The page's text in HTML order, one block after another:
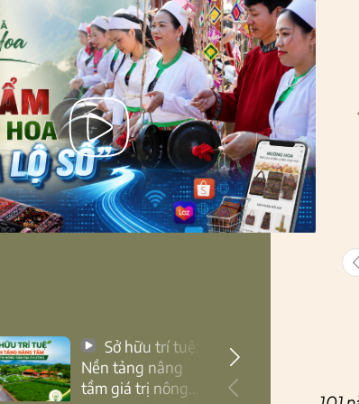
Nền tảng nâng
tầm giá trị nông